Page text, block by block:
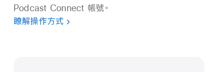
Podcast Connect 帳號。
瞭解操作方式